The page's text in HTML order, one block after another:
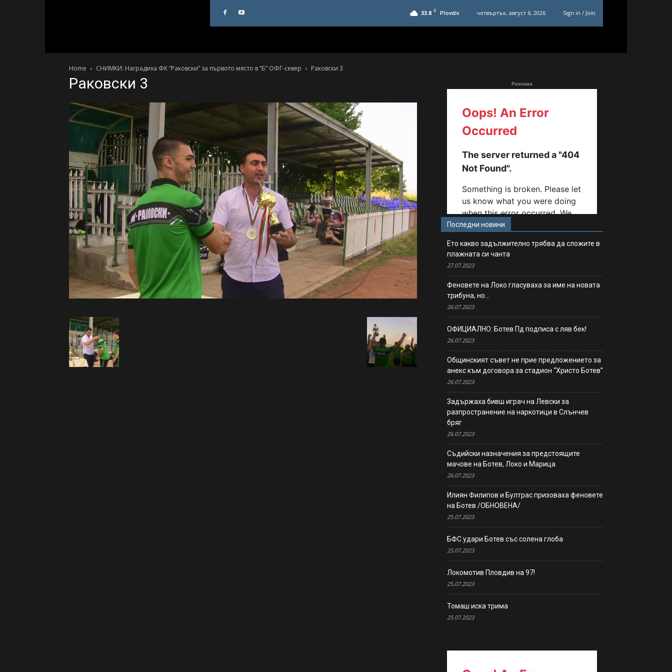
33.8 C Plovdiv четвъртък, август 6, 2026 Sign in / Join
Home СНИМКИ: Наградиха ФК “Раковски” за първото място в “Б” ОФГ-север Раковски 3
Раковски 3 Реклама
Последни новини
Ето какво задължително трябва да сложите в
плажната си чанта
27.07.2023
Феновете на Локо гласуваха за име на новата
трибуна, но…
26.07.2023
ОФИЦИАЛНО: Ботев Пд подписа с ляв бек!
26.07.2023
Общинският съвет не прие предложението за
анекс към договора за стадион “Христо Ботев”
26.07.2023
Задържаха бивш играч на Левски за
разпространение на наркотици в Слънчев
бряг
26.07.2023
Съдийски назначения за предстоящите
мачове на Ботев, Локо и Марица
26.07.2023
Илиян Филипов и Бултрас призоваха феновете
на Ботев /ОБНОВЕНА/
25.07.2023
БФС удари Ботев със солена глоба
25.07.2023
Локомотив Пловдив на 97!
25.07.2023
Томаш иска трима
25.07.2023